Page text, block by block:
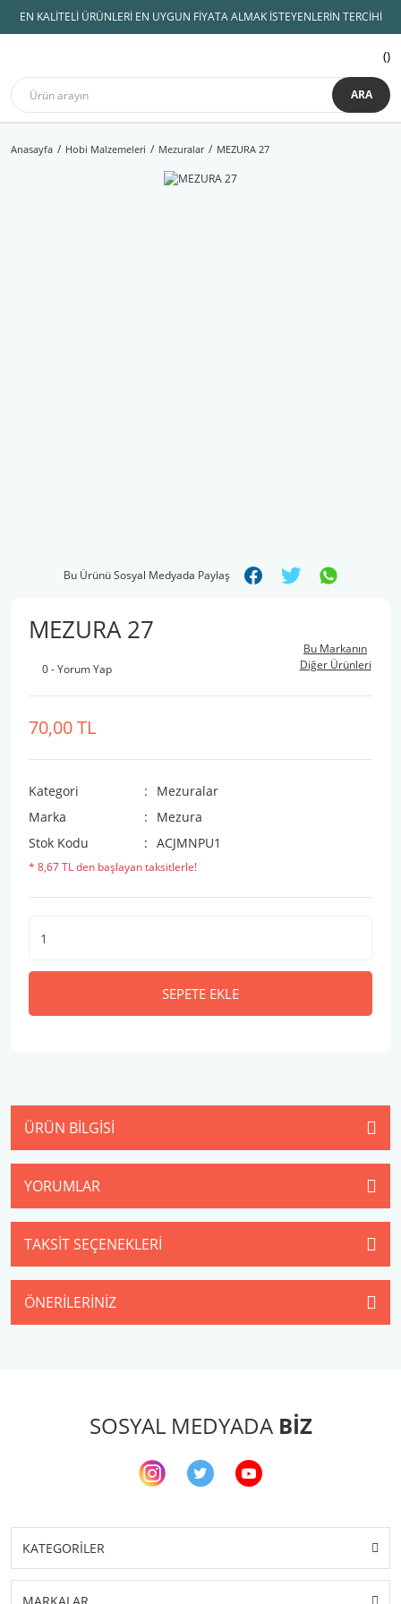
EN KALİTELİ ÜRÜNLERİ EN UYGUN FİYATA ALMAK İSTEYENLERİN TERCİHİ
ARA
Anasayfa Hobi Malzemeleri Mezuralar MEZURA 27
Bu Ürünü Sosyal Medyada Paylaş
MEZURA 27
0 - Yorum Yap
Bu Markanın
Diğer Ürünleri
70,00 TL
Kategori
Mezuralar
Marka
Mezura
Stok Kodu
ACJMNPU1
* 8,67 TL den başlayan taksitlerle!
SEPETE EKLE
ÜRÜN BILGISI
YORUMLAR
TAKSIT SEÇENEKLERI
ÖNERILERINIZ
SOSYAL MEDYADA BİZ
KATEGORİLER